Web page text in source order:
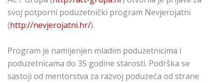
svoj potporni poduzetnički program Nevjerojatni
(http://nevjerojatni.hr/).
Program je namijenjen mladim poduzetnicima i
poduzetnicama do 35 godine starosti. Podrška se
sastoji od mentorstva za razvoj poduzeća od strane